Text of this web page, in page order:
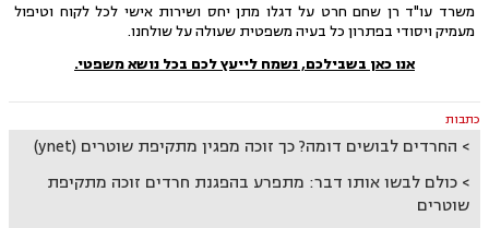
משרד עו"ד רן שחם חרט על דגלו מתן יחס ושירות אישי לכל לקוח וטיפול
מעמיק ויסודי בפתרון כל בעיה משפטית שעולה על שולחנו.
אנו כאן בשבילכם, נשמח לייעץ לכם בכל נושא משפטי.
כתבות
החרדים לבושים דומה? כך זוכה מפגין מתקיפת שוטרים (ynet)
כולם לבשו אותו דבר: מתפרע בהפגנת חרדים זוכה מתקיפת
שוטרים